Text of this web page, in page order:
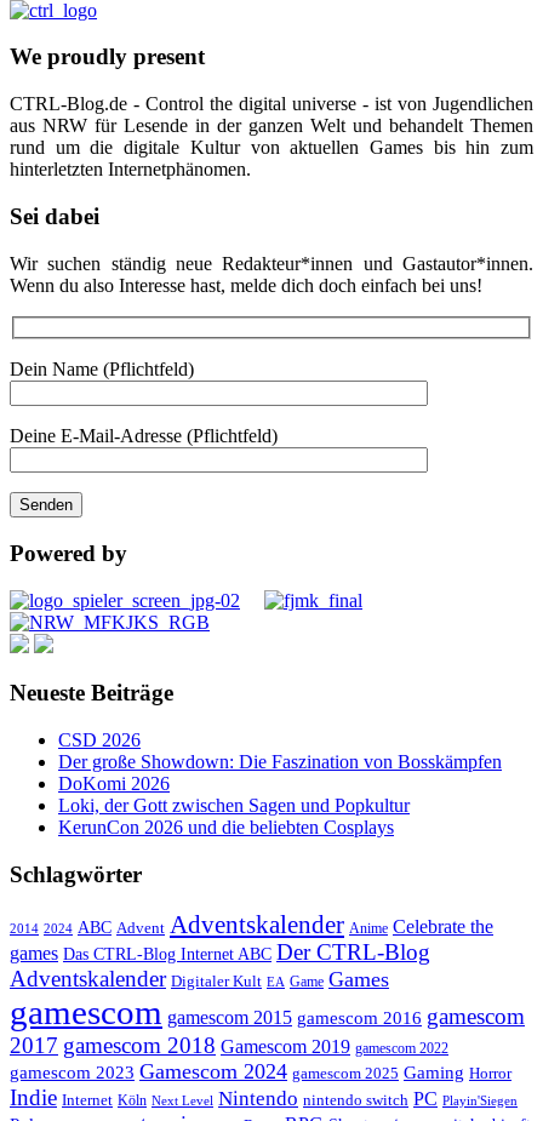
We proudly present
CTRL-Blog.de - Control the digital universe - ist von Jugendlichen
aus NRW für Lesende in der ganzen Welt und behandelt Themen
rund um die digitale Kultur von aktuellen Games bis hin zum
hinterletzten Internetphänomen.
Sei dabei
Wir suchen ständig neue Redakteur*innen und Gastautor*innen.
Wenn du also Interesse hast, melde dich doch einfach bei uns!
Dein Name (Pflichtfeld)
Deine E-Mail-Adresse (Pflichtfeld)
Powered by
Neueste Beiträge
CSD 2026
Der große Showdown: Die Faszination von Bosskämpfen
DoKomi 2026
Loki, der Gott zwischen Sagen und Popkultur
KerunCon 2026 und die beliebten Cosplays
Schlagwörter
2014 2024 ABC Advent Adventskalender Anime Celebrate the
games Das CTRL-Blog Internet ABC Der CTRL-Blog
Adventskalender Digitaler Kult EA Game Games
gamescom gamescom 2015 gamescom 2016 gamescom
2017 gamescom 2018 Gamescom 2019 gamescom 2022
gamescom 2023 Gamescom 2024 gamescom 2025 Gaming Horror
Indie Internet Köln Next Level Nintendo nintendo switch PC Playin'Siegen